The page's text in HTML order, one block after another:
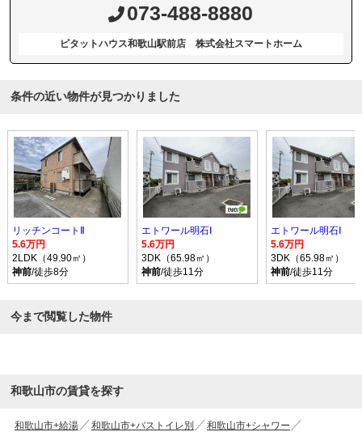
073-488-8880
ピタットハウス和歌山駅前店 株式会社スマートホーム
条件の近い物件が見つかりました
リッチンコートⅡ
5.6万円
2LDK（49.90㎡）
神前/徒歩8分
エトワール明石Ⅰ
5.6万円
3DK（65.98㎡）
神前/徒歩11分
エトワール明石Ⅰ
5.6万円
3DK（65.98㎡）
神前/徒歩11分
今まで閲覧した物件
和歌山市の賃貸を探す
和歌山市+給湯 和歌山市+バストイレ別
和歌山市+シャワー